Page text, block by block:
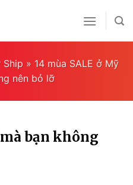
Ship » 14 mùa SALE ở Mỹ
nên bỏ lỡ
mà bạn không